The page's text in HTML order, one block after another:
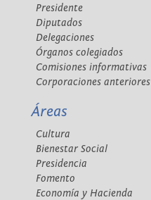
Presidente
Diputados
Delegaciones
Órganos colegiados
Comisiones informativas
Corporaciones anteriores
Áreas
Cultura
Bienestar Social
Presidencia
Fomento
Economía y Hacienda